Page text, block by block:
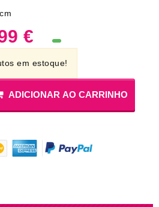
€
em estoque!
ADICIONAR AO CARRINHO